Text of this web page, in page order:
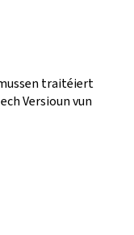
traitéiert
Versioun vun